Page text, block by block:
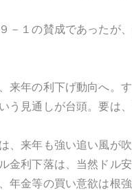
１の賛成であったが
来年の利下げ動向へ。
う見通しが台頭。要は
、来年も強い追い風が
金利下落は、当然ドル
年金等の買い意欲は根強